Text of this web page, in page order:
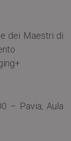
dei Maestri di
– Pavia, Aula